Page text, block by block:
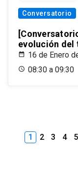
Conversatorio
evolución del
16 de Enero
08:30 a 09:30
1 2 3 4 5